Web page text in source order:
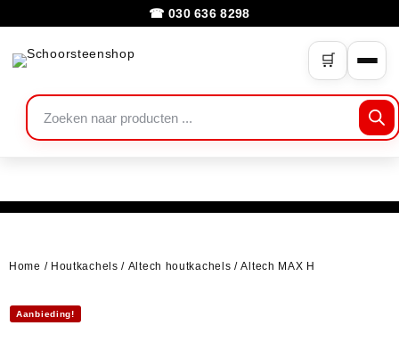
☎ 030 636 8298
🛒
Home / Houtkachels / Altech houtkachels / Altech MAX H
Aanbieding!